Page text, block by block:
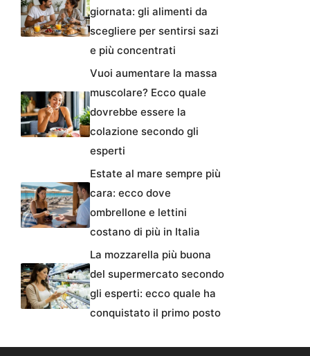
giornata: gli alimenti da
scegliere per sentirsi sazi
e più concentrati
Vuoi aumentare la massa
muscolare? Ecco quale
dovrebbe essere la
colazione secondo gli
esperti
Estate al mare sempre più
cara: ecco dove
ombrellone e lettini
costano di più in Italia
La mozzarella più buona
del supermercato secondo
gli esperti: ecco quale ha
conquistato il primo posto